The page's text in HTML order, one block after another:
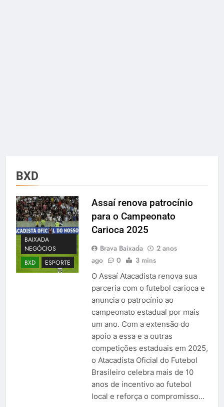
BXD
BAIXADA
NEGÓCIOS
BXD
ESPORTE
Assaí renova patrocínio
para o Campeonato
Carioca 2025
Brava Baixada
2 anos
ago
0 3 mins
O Assaí Atacadista renova sua
parceria com o futebol carioca e
anuncia o patrocínio ao
campeonato estadual por mais
um ano. Com a extensão do
apoio a essa e a outras
competições estaduais em 2025,
o Atacadista Oficial do Futebol
Brasileiro celebra mais de 10
anos de incentivo ao futebol
local e reforça o compromisso…